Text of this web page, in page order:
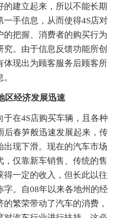
建立起来，所以不能长期
手信息，从而使得4S店对
把握、消费者的购买行为
。由于信息反馈功能所创
体现出为顾客服务后顾客所
经济发展迅速
在4S店购买车辆，且各种
后春笋般迅速发展起来，传
现下滑。现在的汽车市场
仅靠新车销售、传统的售
得一定的收入，但长此以往
字。自08年以来各地州的经
繁荣带动了汽车的消费，